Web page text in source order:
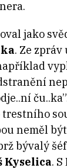
jako
. Ze
neměl
bývalý
Kyselica.